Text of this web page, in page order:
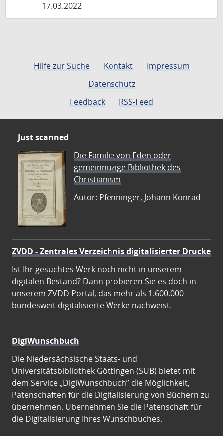
17.03.2022
Hilfe zur Suche Kontakt
Impressum
Datenschutz
Feedback
RSS-Feed
Just scanned
Die Familie von Eden oder
gemeinnüzige Bibliothek des
Christianism
Autor: Pfenninger, Johann Konrad
ZVDD - Zentrales Verzeichnis digitalisierter Drucke
Ist Ihr gesuchtes Werk noch nicht in unserem
digitalen Bestand? Dann probieren Sie es doch in
unserem ZVDD Portal, das mehr als 1.600.000
bundesweit digitalisierte Werke nachweist.
DigiWunschbuch
Die Niedersächsische Staats- und
Universitätsbibliothek Göttingen (SUB) bietet mit
dem Service „DigiWunschbuch” die Möglichkeit,
Patenschaften für die Digitalisierung von Büchern zu
übernehmen. Übernehmen Sie die Patenschaft für
die Digitalisierung Ihres Wunschbuches.